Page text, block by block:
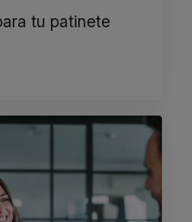
tu patinete